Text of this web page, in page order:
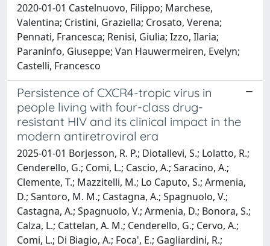
2020-01-01 Castelnuovo, Filippo; Marchese,
Valentina; Cristini, Graziella; Crosato, Verena;
Pennati, Francesca; Renisi, Giulia; Izzo, Ilaria;
Paraninfo, Giuseppe; Van Hauwermeiren, Evelyn;
Castelli, Francesco
Persistence of CXCR4-tropic virus in
people living with four-class drug-
resistant HIV and its clinical impact in the
modern antiretroviral era
2025-01-01 Borjesson, R. P.; Diotallevi, S.; Lolatto, R.;
Cenderello, G.; Comi, L.; Cascio, A.; Saracino, A.;
Clemente, T.; Mazzitelli, M.; Lo Caputo, S.; Armenia,
D.; Santoro, M. M.; Castagna, A.; Spagnuolo, V.;
Castagna, A.; Spagnuolo, V.; Armenia, D.; Bonora, S.;
Calza, L.; Cattelan, A. M.; Cenderello, G.; Cervo, A.;
Comi, L.; Di Biagio, A.; Foca', E.; Gagliardini, R.;